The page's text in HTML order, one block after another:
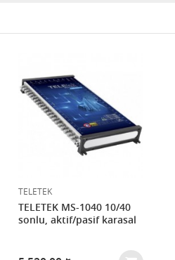
TELETEK
TELETEK MS-1040 10/40
sonlu, aktif/pasif karasal